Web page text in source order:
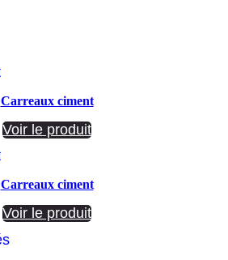
Carreaux ciment
Voir le produit
Carreaux ciment
Voir le produit